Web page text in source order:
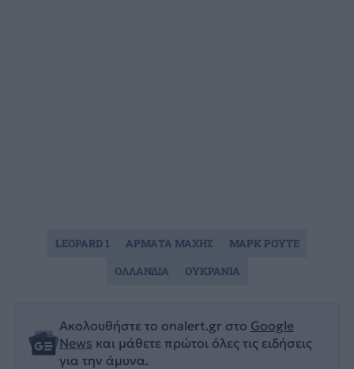
Ακολουθήστε το onalert.gr στο Google
News και μάθετε πρώτοι όλες τις ειδήσεις
για την άμυνα.
LEOPARD 1 ΑΡΜΑΤΑ ΜΑΧΗΣ
ΜΑΡΚ ΡΟΥΤΕ
ΟΛΛΑΝΔΙΑ
ΟΥΚΡΑΝΙΑ